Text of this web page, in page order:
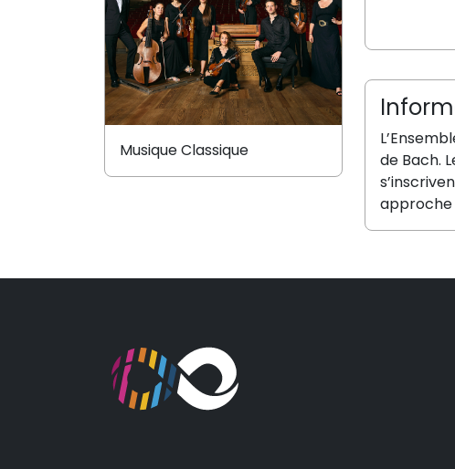
de Bach.
approche
Musique Classique